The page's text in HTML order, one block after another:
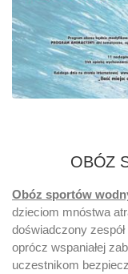
OBÓZ
Obóz sportów
dzieciom mnóstwa
doświadczony
oprócz wspaniałej
uczestnikom